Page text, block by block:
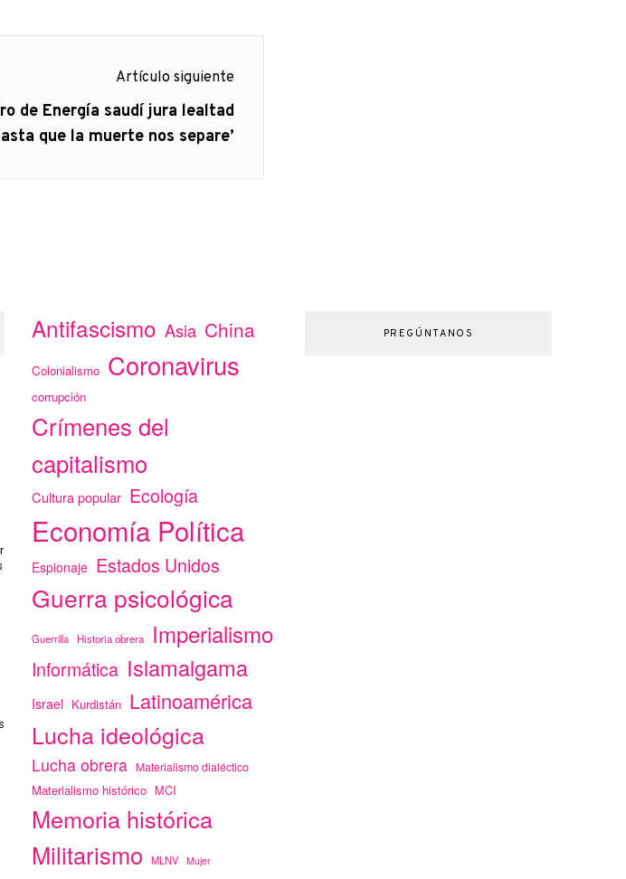
Artículo siguiente
de Energía saudí jura lealtad
que la muerte nos separe’
Antifascismo Asia China
Colonialismo Coronavirus
corrupción
Crímenes del
capitalismo
Cultura popular Ecología
Economía Política
Espionaje Estados Unidos
Guerra psicológica
Guerrilla Historia obrera Imperialismo
Informática Islamalgama
Israel Kurdistán Latinoamérica
Lucha ideológica
Lucha obrera Materialismo dialéctico
Materialismo histórico MCI
Memoria histórica
Militarismo
MLNV Mujer
PREGÚNTANOS